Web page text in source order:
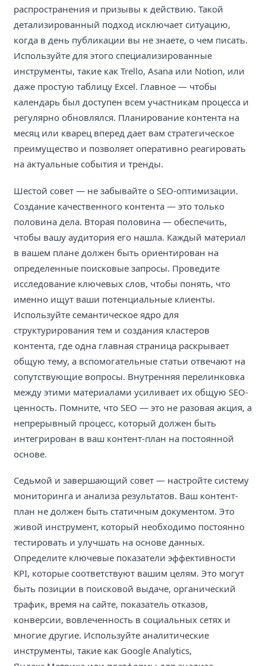
распространения и призывы к действию. Такой
детализированный подход исключает ситуацию,
когда в день публикации вы не знаете, о чем писать.
Используйте для этого специализированные
инструменты, такие как Trello, Asana или Notion, или
даже простую таблицу Excel. Главное — чтобы
календарь был доступен всем участникам процесса и
регулярно обновлялся. Планирование контента на
месяц или кварец вперед дает вам стратегическое
преимущество и позволяет оперативно реагировать
на актуальные события и тренды.
Шестой совет — не забывайте о SEO-оптимизации.
Создание качественного контента — это только
половина дела. Вторая половина — обеспечить,
чтобы вашу аудитория его нашла. Каждый материал
в вашем плане должен быть ориентирован на
определенные поисковые запросы. Проведите
исследование ключевых слов, чтобы понять, что
именно ищут ваши потенциальные клиенты.
Используйте семантическое ядро для
структурирования тем и создания кластеров
контента, где одна главная страница раскрывает
общую тему, а вспомогательные статьи отвечают на
сопутствующие вопросы. Внутренняя перелинковка
между этими материалами усиливает их общую SEO-
ценность. Помните, что SEO — это не разовая акция, а
непрерывный процесс, который должен быть
интегрирован в ваш контент-план на постоянной
основе.
Седьмой и завершающий совет — настройте систему
мониторинга и анализа результатов. Ваш контент-
план не должен быть статичным документом. Это
живой инструмент, который необходимо постоянно
тестировать и улучшать на основе данных.
Определите ключевые показатели эффективности
KPI, которые соответствуют вашим целям. Это могут
быть позиции в поисковой выдаче, органический
трафик, время на сайте, показатель отказов,
конверсии, вовлеченность в социальных сетях и
многие другие. Используйте аналитические
инструменты, такие как Google Analytics,